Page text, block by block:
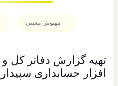
مهنوش معینی
تهیه گزارش دفاتر کل و
افزار حسابداری سپیدار